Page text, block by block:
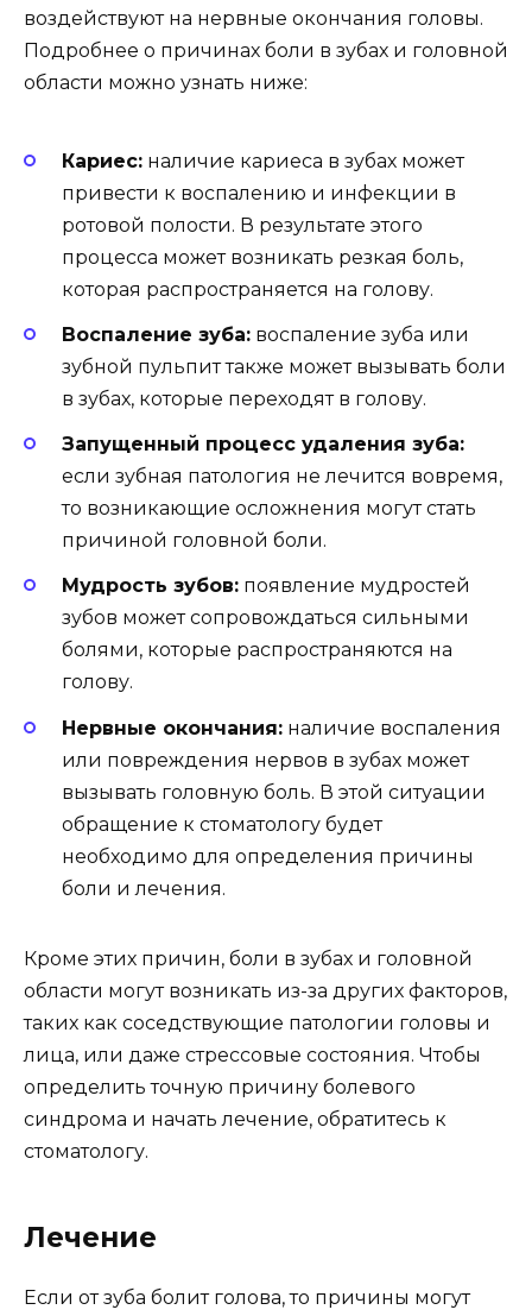
воздействуют на нервные окончания головы.
Подробнее о причинах боли в зубах и головной
области можно узнать ниже:
Кариес: наличие кариеса в зубах может
привести к воспалению и инфекции в
ротовой полости. В результате этого
процесса может возникать резкая боль,
которая распространяется на голову.
Воспаление зуба: воспаление зуба или
зубной пульпит также может вызывать боли
в зубах, которые переходят в голову.
Запущенный процесс удаления зуба:
если зубная патология не лечится вовремя,
то возникающие осложнения могут стать
причиной головной боли.
Мудрость зубов: появление мудростей
зубов может сопровождаться сильными
болями, которые распространяются на
голову.
Нервные окончания: наличие воспаления
или повреждения нервов в зубах может
вызывать головную боль. В этой ситуации
обращение к стоматологу будет
необходимо для определения причины
боли и лечения.
Кроме этих причин, боли в зубах и головной
области могут возникать из-за других факторов,
таких как соседствующие патологии головы и
лица, или даже стрессовые состояния. Чтобы
определить точную причину болевого
синдрома и начать лечение, обратитесь к
стоматологу.
Лечение
Если от зуба болит голова, то причины могут